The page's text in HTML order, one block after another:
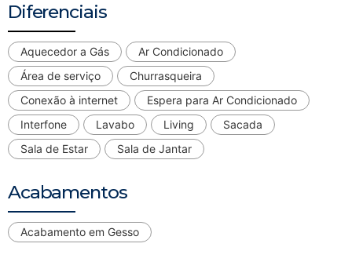
Diferenciais
Aquecedor a Gás
Ar Condicionado
Área de serviço
Churrasqueira
Conexão à internet
Espera para Ar Condicionado
Interfone
Lavabo Living
Sacada
Sala de Estar
Sala de Jantar
Acabamentos
Acabamento em Gesso